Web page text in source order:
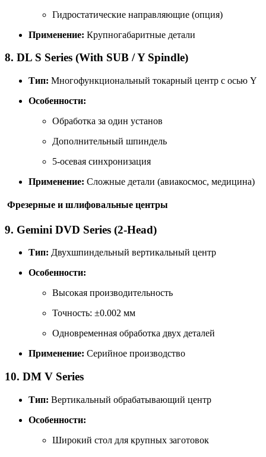
Гидростатические направляющие (опция)
Применение: Крупногабаритные детали
8. DL S Series (With SUB / Y Spindle)
Тип: Многофункциональный токарный центр с осью Y
Особенности:
Обработка за один установ
Дополнительный шпиндель
5-осевая синхронизация
Применение: Сложные детали (авиакосмос, медицина)
Фрезерные и шлифовальные центры
9. Gemini DVD Series (2-Head)
Тип: Двухшпиндельный вертикальный центр
Особенности:
Высокая производительность
Точность: ±0.002 мм
Одновременная обработка двух деталей
Применение: Серийное производство
10. DM V Series
Тип: Вертикальный обрабатывающий центр
Особенности:
Широкий стол для крупных заготовок